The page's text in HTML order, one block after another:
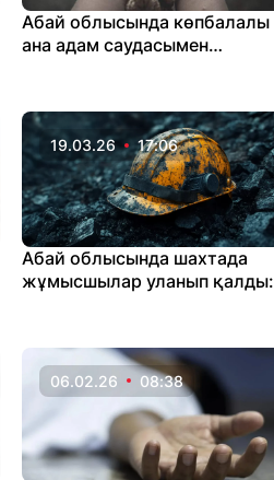
Абай облысында көпбалалы
ана адам саудасымен
19.03.26 17:06
Абай облысында шахтада
жұмысшылар уланып қалды:
06.02.26 08:38